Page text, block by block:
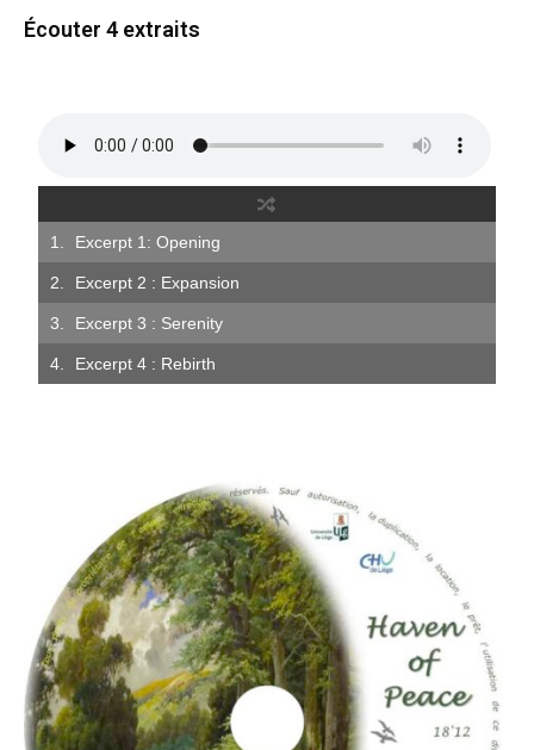
Écouter 4 extraits
Excerpt 1: Opening
Excerpt 2 : Expansion
Excerpt 3 : Serenity
Excerpt 4 : Rebirth